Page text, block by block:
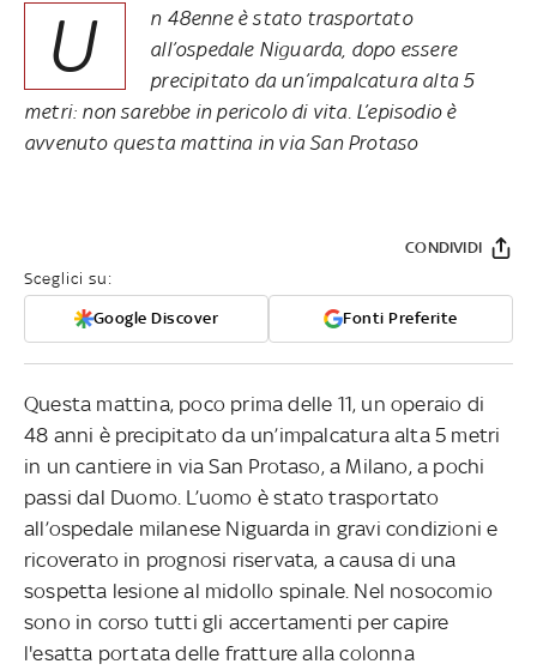
U
n 48enne è stato trasportato
all’ospedale Niguarda, dopo essere
precipitato da un’impalcatura alta 5
metri: non sarebbe in pericolo di vita. L’episodio è
avvenuto questa mattina in via San Protaso
Sceglici su:
Google Discover Fonti Preferite
CONDIVIDI
Questa mattina, poco prima delle 11, un operaio di
48 anni è precipitato da un’impalcatura alta 5 metri
in un cantiere in via San Protaso, a Milano, a pochi
passi dal Duomo. L’uomo è stato trasportato
all’ospedale milanese Niguarda in gravi condizioni e
ricoverato in prognosi riservata, a causa di una
sospetta lesione al midollo spinale. Nel nosocomio
sono in corso tutti gli accertamenti per capire
l'esatta portata delle fratture alla colonna